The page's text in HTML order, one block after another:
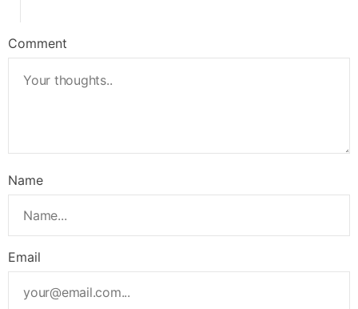
Comment
Name
Email